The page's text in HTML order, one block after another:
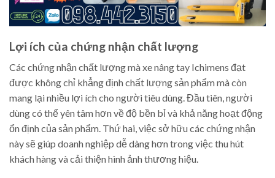
Lợi ích của chứng nhận chất lượng
Các chứng nhận chất lượng mà xe nâng tay Ichimens đạt
được không chỉ khẳng định chất lượng sản phẩm mà còn
mang lại nhiều lợi ích cho người tiêu dùng. Đầu tiên, người
dùng có thể yên tâm hơn về độ bền bỉ và khả năng hoạt động
ổn định của sản phẩm. Thứ hai, việc sở hữu các chứng nhận
này sẽ giúp doanh nghiệp dễ dàng hơn trong việc thu hút
khách hàng và cải thiện hình ảnh thương hiệu.